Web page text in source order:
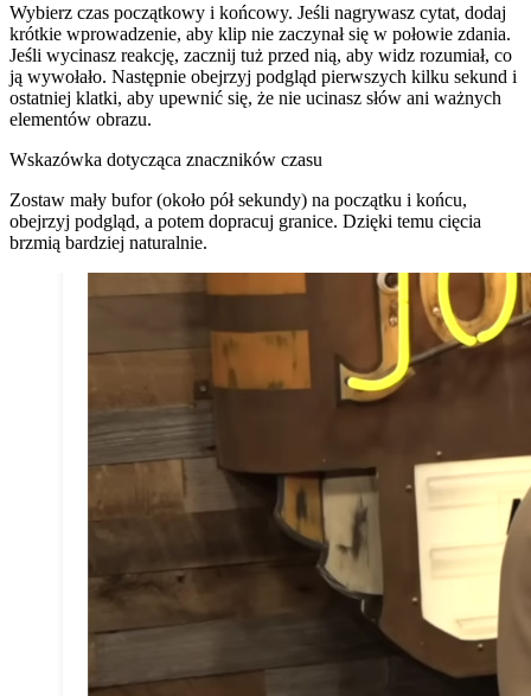
Wybierz czas początkowy i końcowy. Jeśli nagrywasz cytat, dodaj
krótkie wprowadzenie, aby klip nie zaczynał się w połowie zdania.
Jeśli wycinasz reakcję, zacznij tuż przed nią, aby widz rozumiał, co
ją wywołało. Następnie obejrzyj podgląd pierwszych kilku sekund i
ostatniej klatki, aby upewnić się, że nie ucinasz słów ani ważnych
elementów obrazu.
Wskazówka dotycząca znaczników czasu
Zostaw mały bufor (około pół sekundy) na początku i końcu,
obejrzyj podgląd, a potem dopracuj granice. Dzięki temu cięcia
brzmią bardziej naturalnie.